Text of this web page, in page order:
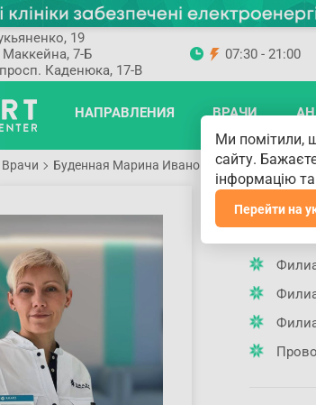
19
7-Б
Каденюка, 17-В
07:30 - 21:00
НАПРАВЛЕНИЯ ВРАЧИ
Врачи Буденная Марина Ивановна
Ми помітили,
сайту.
інформацію
Перейти на